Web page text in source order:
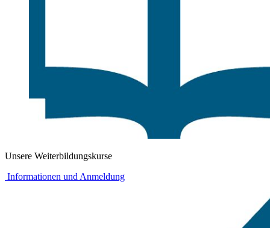
Unsere Weiterbildungskurse
Informationen und Anmeldung